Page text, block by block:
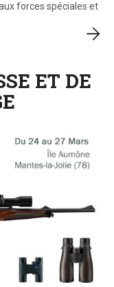
forces spéciales et
ET DE